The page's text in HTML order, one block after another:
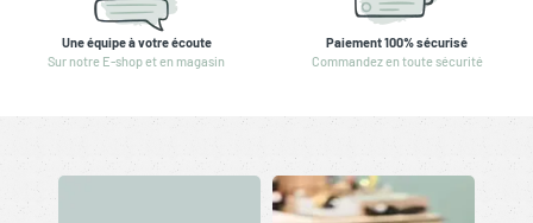
Une équipe à votre écoute
Sur notre E-shop et en magasin
Paiement 100% sécurisé
Commandez en toute sécurité